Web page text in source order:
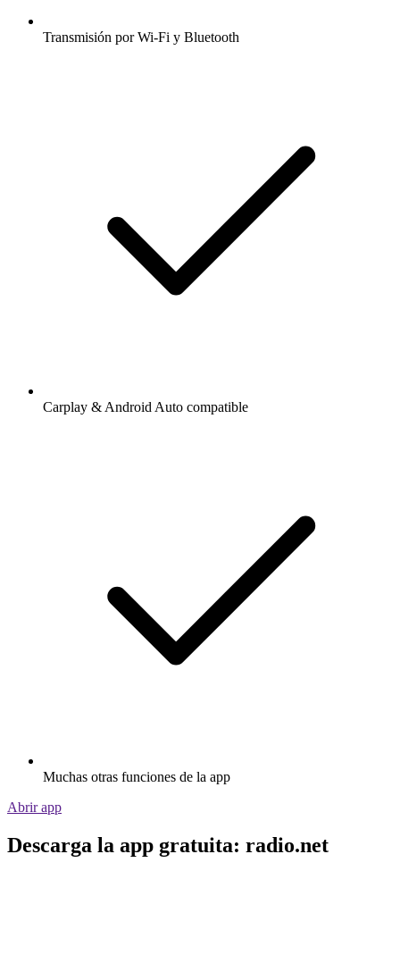
Transmisión por Wi-Fi y Bluetooth
Carplay & Android Auto compatible
Muchas otras funciones de la app
Abrir app
Descarga la app gratuita: radio.net